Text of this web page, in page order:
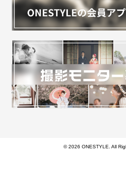
© 2026 ONESTYLE. All